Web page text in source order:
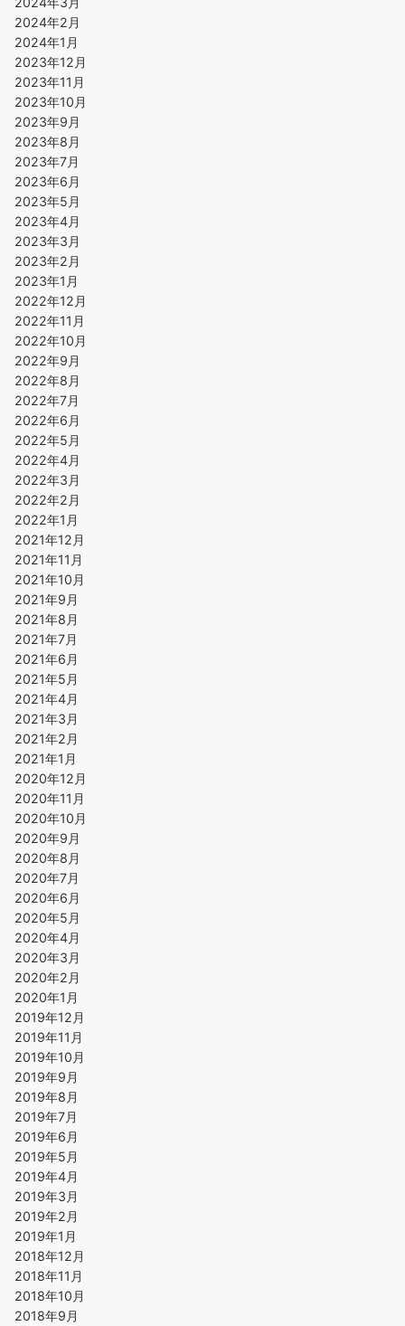
2024年2月
2024年1月
2023年12月
2023年11月
2023年10月
2023年9月
2023年8月
2023年7月
2023年6月
2023年5月
2023年4月
2023年3月
2023年2月
2023年1月
2022年12月
2022年11月
2022年10月
2022年9月
2022年8月
2022年7月
2022年6月
2022年5月
2022年4月
2022年3月
2022年2月
2022年1月
2021年12月
2021年11月
2021年10月
2021年9月
2021年8月
2021年7月
2021年6月
2021年5月
2021年4月
2021年3月
2021年2月
2021年1月
2020年12月
2020年11月
2020年10月
2020年9月
2020年8月
2020年7月
2020年6月
2020年5月
2020年4月
2020年3月
2020年2月
2020年1月
2019年12月
2019年11月
2019年10月
2019年9月
2019年8月
2019年7月
2019年6月
2019年5月
2019年4月
2019年3月
2019年2月
2019年1月
2018年12月
2018年11月
2018年10月
2018年9月